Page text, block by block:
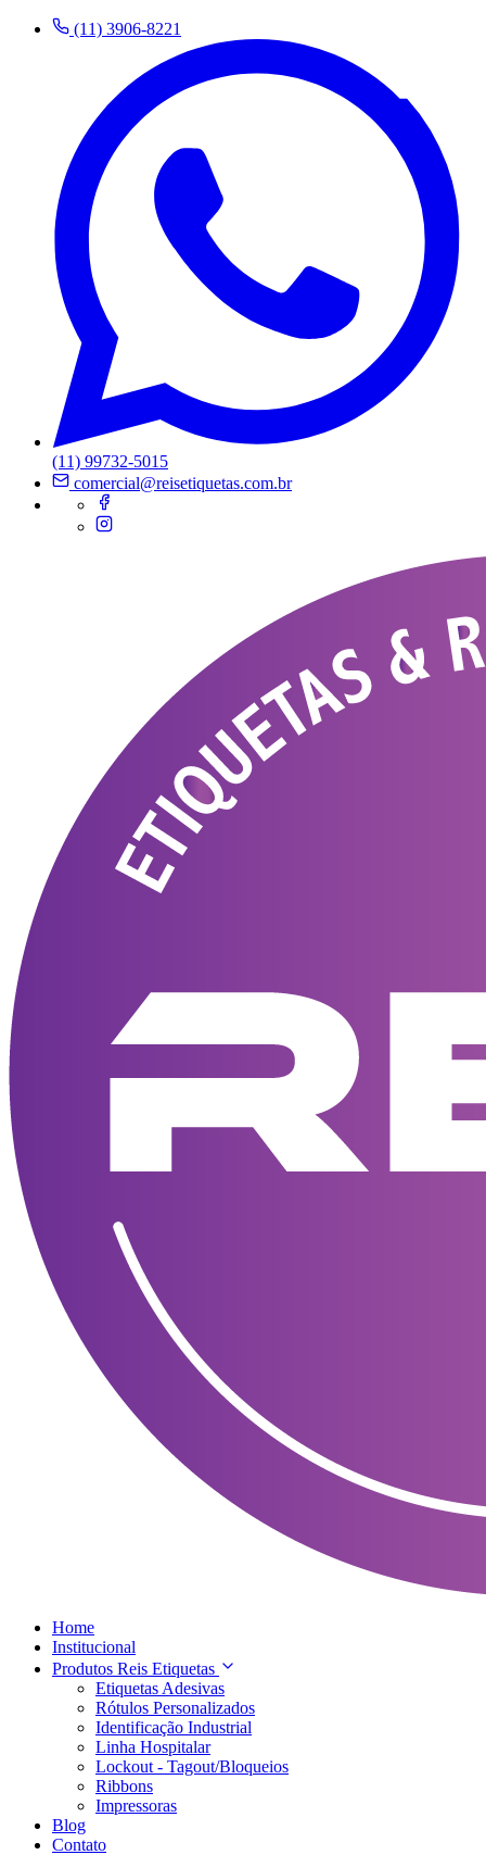
(11) 3906-8221
(11) 99732-5015
comercial@reisetiquetas.com.br
Home
Institucional
Produtos Reis Etiquetas
Etiquetas Adesivas
Rótulos Personalizados
Identificação Industrial
Linha Hospitalar
Lockout - Tagout/Bloqueios
Ribbons
Impressoras
Blog
Contato